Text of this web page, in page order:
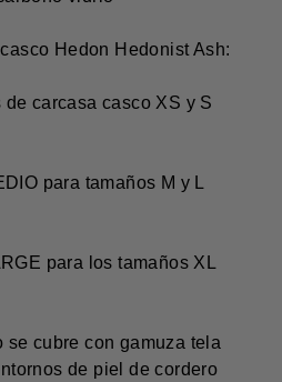
Hedon Hedonist Ash:
carcasa casco XS y S
para tamaños M y L
para los tamaños XL
cubre con gamuza tela
de piel de cordero